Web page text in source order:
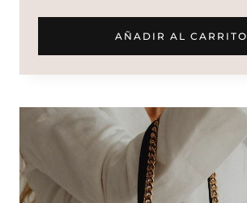
AÑADIR AL CARRITO